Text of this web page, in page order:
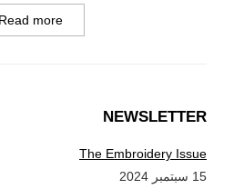
Read more
NEWSLETTER
The Embroidery Issue
15 سبتمبر 2024